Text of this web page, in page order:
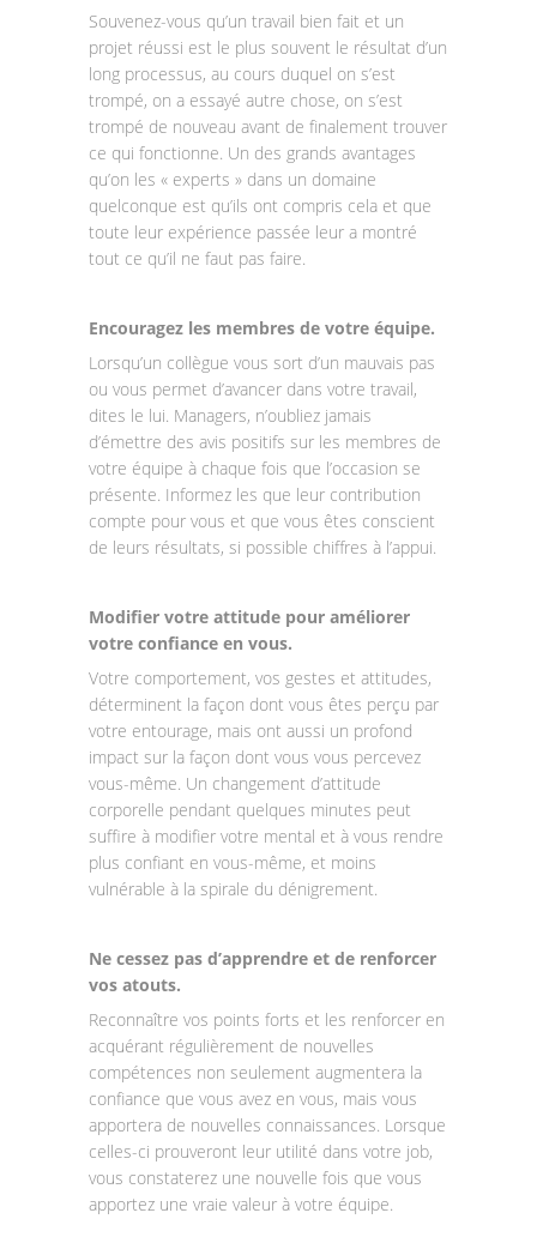
Souvenez-vous qu’un travail bien fait et un
projet réussi est le plus souvent le résultat d’un
long processus, au cours duquel on s’est
trompé, on a essayé autre chose, on s’est
trompé de nouveau avant de finalement trouver
ce qui fonctionne. Un des grands avantages
qu’on les « experts » dans un domaine
quelconque est qu’ils ont compris cela et que
toute leur expérience passée leur a montré
tout ce qu’il ne faut pas faire.
Encouragez les membres de votre équipe.
Lorsqu’un collègue vous sort d’un mauvais pas
ou vous permet d’avancer dans votre travail,
dites le lui. Managers, n’oubliez jamais
d’émettre des avis positifs sur les membres de
votre équipe à chaque fois que l’occasion se
présente. Informez les que leur contribution
compte pour vous et que vous êtes conscient
de leurs résultats, si possible chiffres à l’appui.
Modifier votre attitude pour améliorer
votre confiance en vous.
Votre comportement, vos gestes et attitudes,
déterminent la façon dont vous êtes perçu par
votre entourage, mais ont aussi un profond
impact sur la façon dont vous vous percevez
vous-même. Un changement d’attitude
corporelle pendant quelques minutes peut
suffire à modifier votre mental et à vous rendre
plus confiant en vous-même, et moins
vulnérable à la spirale du dénigrement.
Ne cessez pas d’apprendre et de renforcer
vos atouts.
Reconnaître vos points forts et les renforcer en
acquérant régulièrement de nouvelles
compétences non seulement augmentera la
confiance que vous avez en vous, mais vous
apportera de nouvelles connaissances. Lorsque
celles-ci prouveront leur utilité dans votre job,
vous constaterez une nouvelle fois que vous
apportez une vraie valeur à votre équipe.